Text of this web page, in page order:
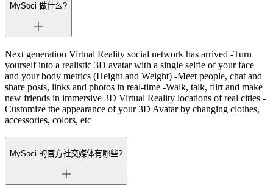
MySoci 做什么?
Next generation Virtual Reality social network has arrived -Turn
yourself into a realistic 3D avatar with a single selfie of your face
and your body metrics (Height and Weight) -Meet people, chat and
share posts, links and photos in real-time -Walk, talk, flirt and make
new friends in immersive 3D Virtual Reality locations of real cities -
Customize the appearance of your 3D Avatar by changing clothes,
accessories, colors, etc
MySoci 的官方社交媒体有哪些?